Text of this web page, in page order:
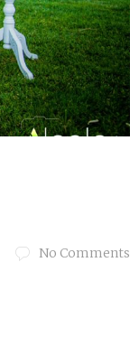
No Comments